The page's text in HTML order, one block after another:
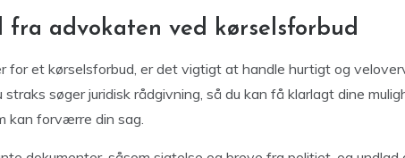
fra advokaten ved kørselsforbud
for et kørselsforbud, er det vigtigt at handle hurtigt og
straks søger juridisk rådgivning, så du kan få klarlagt dine
kan forværre din sag.